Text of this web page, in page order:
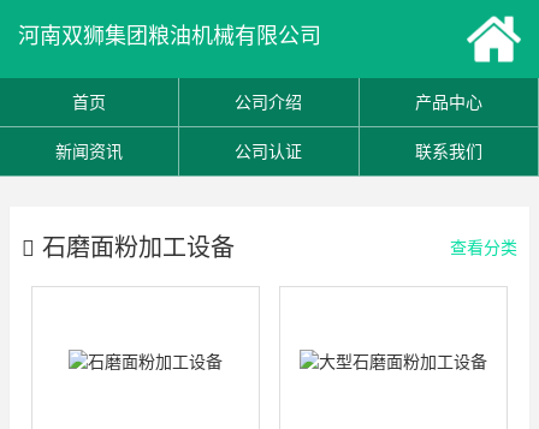
河南双狮集团粮油机械有限公司
首页 公司介绍 产品中心
新闻资讯 公司认证 联系我们
石磨面粉加工设备 查看分类